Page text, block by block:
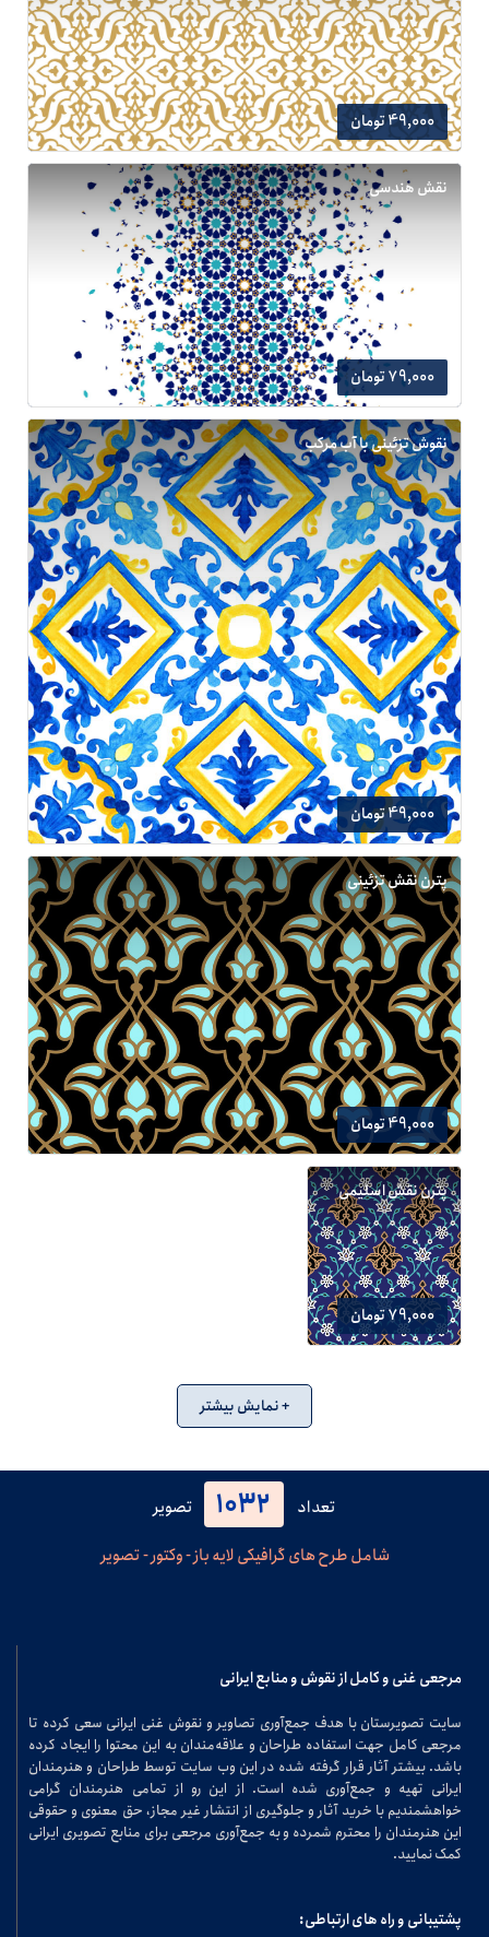
49,000 تومان
نقش هندسی
79,000 تومان
نقوش تزئینی با آب مرکب
49,000 تومان
پترن نقش تزئینی
49,000 تومان
پترن نقش اسلیمی
79,000 تومان
+ نمایش بیشتر
تعداد 1032
تصویر
شامل طرح های گرافیکی لایه باز - وکتور - تصویر
مرجعی غنی و کامل از نقوش و منابع ایرانی
سایت تصویرستان با هدف جمع‌آوری تصاویر و نقوش غنی ایرانی سعی کرده تا
مرجعی کامل جهت استفاده طراحان و علاقه‌مندان به این محتوا را ایجاد کرده
باشد. بیشتر آثار قرار گرفته شده در این وب سایت توسط طراحان و هنرمندان
ایرانی تهیه و جمع‌آوری شده است. از این رو از تمامی هنرمندان گرامی
خواهشمندیم با خرید آثار و جلوگیری از انتشار غیر مجاز، حق معنوی و حقوقی
این هنرمندان را محترم شمرده و به جمع‌آوری مرجعی برای منابع تصویری ایرانی
کمک نمایید.
پشتیبانی و راه های ارتباطی: